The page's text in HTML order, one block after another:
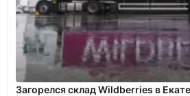
Загорелся склад Wildberries в